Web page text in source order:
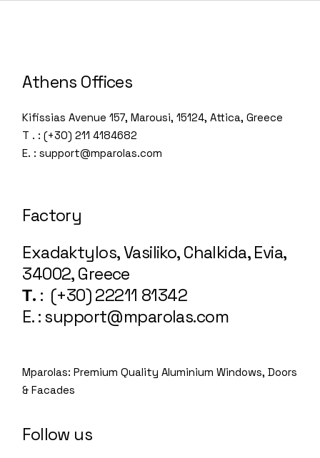
Athens Offices
Kifissias Avenue 157, Marousi, 15124, Attica, Greece
T . : (+30) 211 4184682
E. : support@mparolas.com
Factory
Exadaktylos, Vasiliko, Chalkida, Evia,
34002, Greece
Τ. : (+30) 22211 81342
E. : support@mparolas.com
Mparolas: Premium Quality Aluminium Windows, Doors
& Facades
Follow us